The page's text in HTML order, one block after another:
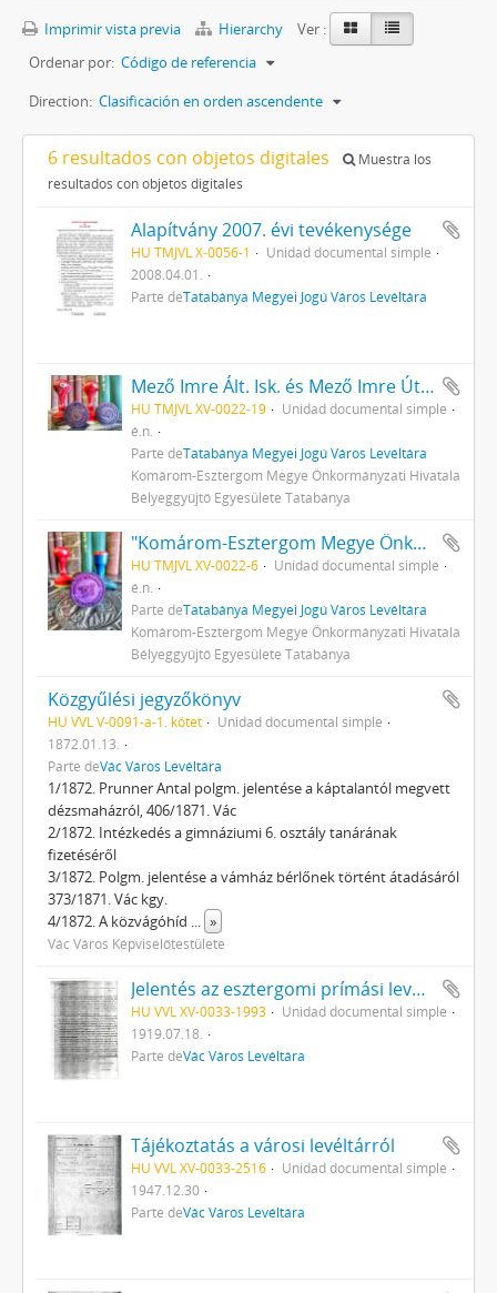
Imprimir vista previa Hierarchy
Ver :
Ordenar por: Código de referencia
Direction: Clasificación en orden ascendente
6 resultados con objetos digitales
Muestra los
resultados con objetos digitales
Alapítvány 2007. évi tevékenysége
HU TMJVL X-0056-1
Unidad documental simple
2008.04.01.
Parte deTatabánya Megyei Jogú Város Levéltára
Mező Imre Ált. Isk. és Mező Imre Úttörőcsapat bélyegzői
HU TMJVL XV-0022-19
Unidad documental simple
é.n.
Parte deTatabánya Megyei Jogú Város Levéltára
Komárom-Esztergom Megye Önkormányzati Hivatala
Bélyeggyűjtő Egyesülete Tatabánya
"Komárom-Esztergom Megye Önkormányzati Hivatala Bélyeggyűjtő Egyesülete Tatabánya" bélyegzője
HU TMJVL XV-0022-6
Unidad documental simple
é.n.
Parte deTatabánya Megyei Jogú Város Levéltára
Komárom-Esztergom Megye Önkormányzati Hivatala
Bélyeggyűjtő Egyesülete Tatabánya
Közgyűlési jegyzőkönyv
HU VVL V-0091-a-1. kötet
Unidad documental simple
1872.01.13.
Parte deVác Város Levéltára
1/1872. Prunner Antal polgm. jelentése a káptalantól megvett
dézsmaházról, 406/1871. Vác
2/1872. Intézkedés a gimnáziumi 6. osztály tanárának
fizetéséről
3/1872. Polgm. jelentése a vámház bérlőnek történt átadásáról
373/1871. Vác kgy.
4/1872. A közvágóhíd ... »
Vác Város Képviselőtestülete
Jelentés az esztergomi prímási levéltár erőszakos Budapestre szállításáról
HU VVL XV-0033-1993
Unidad documental simple
1919.07.18.
Parte deVác Város Levéltára
Tájékoztatás a városi levéltárról
HU VVL XV-0033-2516
Unidad documental simple
1947.12.30
Parte deVác Város Levéltára